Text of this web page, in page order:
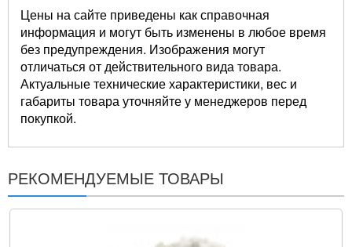
Цены на сайте приведены как справочная
информация и могут быть изменены в любое время
без предупреждения. Изображения могут
отличаться от действительного вида товара.
Актуальные технические характеристики, вес и
габариты товара уточняйте у менеджеров перед
покупкой.
РЕКОМЕНДУЕМЫЕ ТОВАРЫ